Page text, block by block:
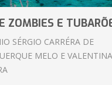
ZOMBIES E
SÉRGIO CARRÉRA DE
MELO E VALENTINA